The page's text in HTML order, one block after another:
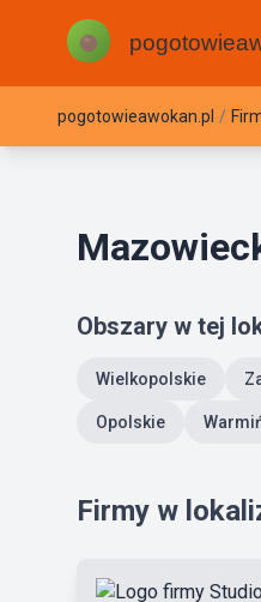
pogotowieawokan.pl /
Obszary w tej
Wielkopolskie
Opolskie
Firmy w